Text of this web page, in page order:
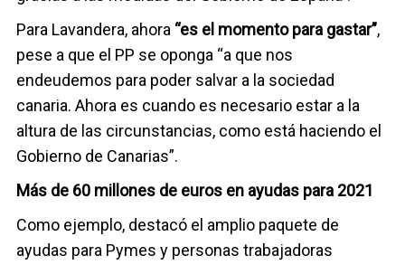
Para Lavandera, ahora “es el momento para gastar”,
pese a que el PP se oponga “a que nos
endeudemos para poder salvar a la sociedad
canaria. Ahora es cuando es necesario estar a la
altura de las circunstancias, como está haciendo el
Gobierno de Canarias”.
Más de 60 millones de euros en ayudas para 2021
Como ejemplo, destacó el amplio paquete de
ayudas para Pymes y personas trabajadoras